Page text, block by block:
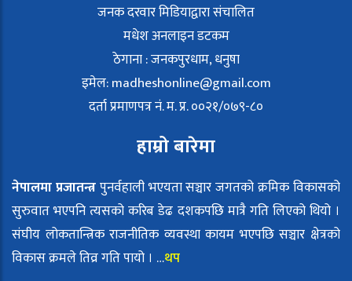
जनक दरवार मिडियाद्वारा संचालित
मधेश अनलाइन डटकम
ठेगाना : जनकपुरधाम, धनुषा
इमेल:madheshonline@gmail.com
दर्ता प्रमाणपत्र नं. म. प्र. ००२१/०७९-८०
हाम्रो बारेमा
नेपालमा प्रजातन्त्रपुनर्वहाली भएयता सञ्चार जगतको क्रमिक विकासको
सुरुवात भएपनि त्यसको करिब डेढ दशकपछि मात्रै गति लिएको थियो ।
संघीय लोकतान्त्रिक राजनीतिक व्यवस्था कायम भएपछि सञ्चार क्षेत्रको
विकास क्रमले तिव्र गति पायो । …थप